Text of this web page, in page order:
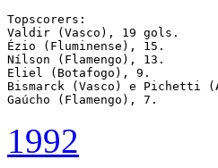
Topscorers:
Valdir (Vasco), 19 gols.
Ézio (Fluminense), 15.
Nílson (Flamengo), 13.
Eliel (Botafogo), 9.
Bismarck (Vasco) e Pichetti
Gaúcho (Flamengo), 7.
1992